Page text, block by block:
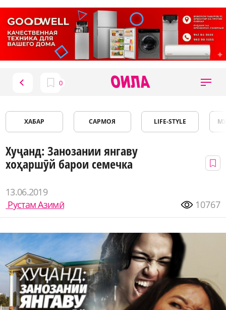
ХАБАР САРМОЯ LIFE-STYLE
Хуҷанд: Занозании янгаву
хоҳаршӯй барои семечка
13.06.2019
Рустам Азимӣ
10767